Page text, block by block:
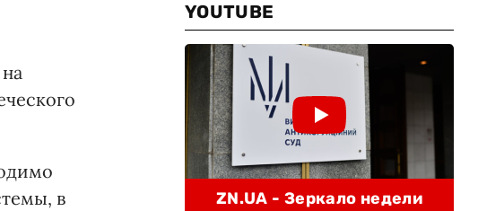
в
YOUTUBE
ZN.UA - Зеркало недели